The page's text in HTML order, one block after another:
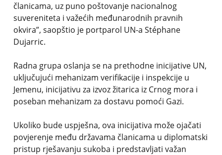
članicama, uz puno poštovanje nacionalnog
suvereniteta i važećih međunarodnih pravnih
okvira”, saopštio je portparol UN-a Stéphane
Dujarric.
Radna grupa oslanja se na prethodne inicijative UN,
uključujući mehanizam verifikacije i inspekcije u
Jemenu, inicijativu za izvoz žitarica iz Crnog mora i
poseban mehanizam za dostavu pomoći Gazi.
Ukoliko bude uspješna, ova inicijativa može ojačati
povjerenje među državama članicama u diplomatski
pristup rješavanju sukoba i predstavljati važan